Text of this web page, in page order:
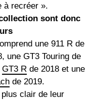
à recréer ».
sont donc
une 911 R de
une GT3 Touring de
GT3 R de 2018 et une
de 2019.
clair de leur